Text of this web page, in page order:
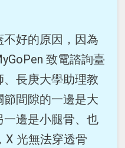
好的原因，因為
致電諮詢臺
長庚大學助理教
間隙的一邊是大
邊是小腿骨、也
X 光無法穿透骨